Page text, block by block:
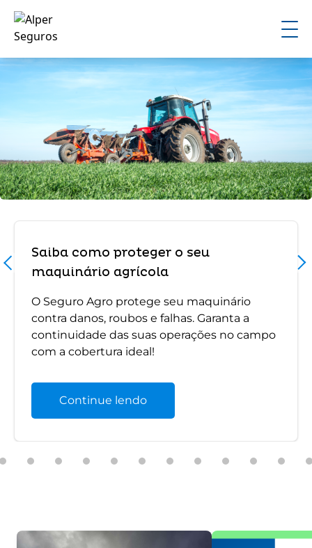
Saiba como proteger o seu
maquinário agrícola
O Seguro Agro protege seu maquinário
contra danos, roubos e falhas. Garanta a
continuidade das suas operações no campo
com a cobertura ideal!
Continue lendo